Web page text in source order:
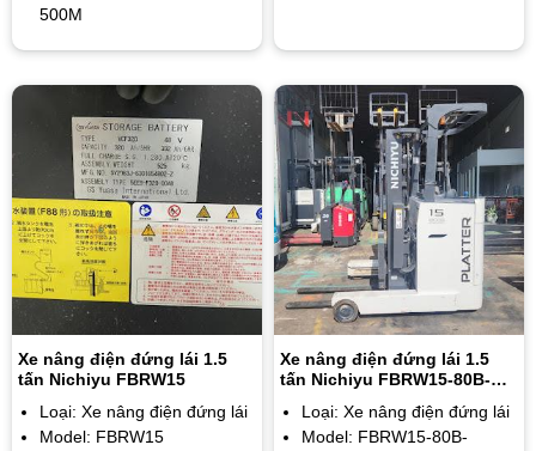
500M
Xe nâng điện đứng lái 1.5
tấn Nichiyu FBRW15
Loại: Xe nâng điện đứng lái
Model: FBRW15
Xe nâng điện đứng lái 1.5
tấn Nichiyu FBRW15-80B-
Loại: Xe nâng điện đứng lái
Model: FBRW15-80B-